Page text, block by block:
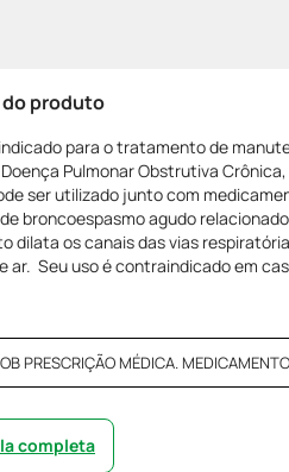
produto
para o tratamento de
Pulmonar Obstrutiva
ser utilizado junto com
broncoespasmo agudo relacionado
dilata os canais das vias
ar. Seu uso é contraindicado em
PRESCRIÇÃO MÉDICA.
completa